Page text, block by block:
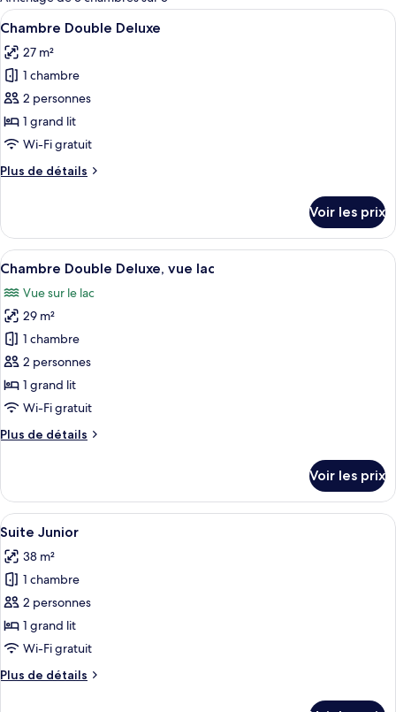
les
chambres
Afficher
toutes
les
photos
pour
ce
type
chambre :
Deluxe
Une chambre d’hôtel moderne avec
8
Chambre Double Deluxe
27 m²
1 chambre
2 personnes
1 grand lit
Wi-Fi gratuit
Plus de détails
Plus
le
type
de
Chambre
Double
Deluxe
Voir les prix
Afficher
toutes
les
photos
pour
ce
type
de
chambre :
Chambre
vue
lac
Une chambre d’hôtel moderne avec
8
Chambre Double Deluxe, vue lac
Vue sur le lac
29 m²
1 chambre
2 personnes
1 grand lit
Wi-Fi gratuit
Plus de détails
Plus
le
type
de
Chambre
Double
Deluxe,
vue
lac
Voir les prix
Afficher
toutes
les
photos
pour
ce
type
chambre :
Une salle de bain moderne avec un
8
Suite Junior
38 m²
1 chambre
2 personnes
1 grand lit
Wi-Fi gratuit
Plus de détails
Plus